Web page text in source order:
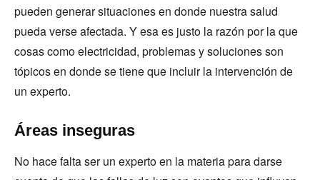
pueden generar situaciones en donde nuestra salud
pueda verse afectada. Y esa es justo la razón por la que
cosas como electricidad, problemas y soluciones son
tópicos en donde se tiene que incluir la intervención de
un experto.
Áreas inseguras
No hace falta ser un experto en la materia para darse